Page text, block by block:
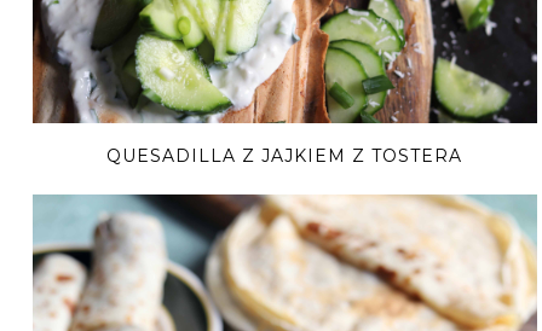
QUESADILLA Z JAJKIEM Z TOSTERA